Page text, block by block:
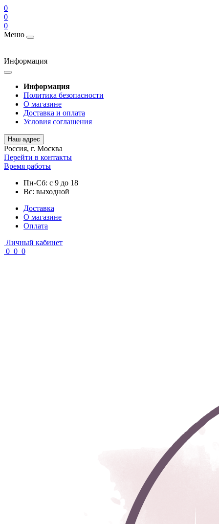
0
0
0
Меню
Информация
Информация
Политика безопасности
О магазине
Доставка и оплата
Условия соглашения
Наш адрес
Россия, г. Москва
Перейти в контакты
Время работы
Пн-Сб: с 9 до 18
Вс: выходной
Доставка
О магазине
Оплата
Личный кабинет
0 0 0